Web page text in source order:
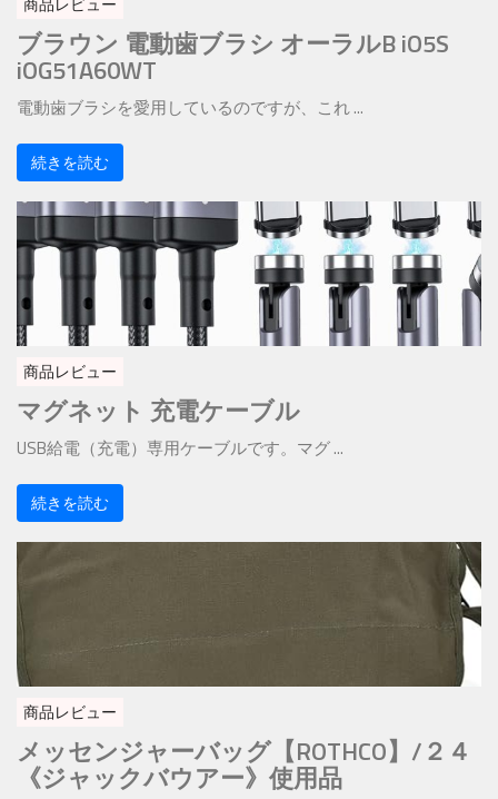
ブラウン 電動歯ブラシ オーラルB iO5S
iOG51A60WT
電動歯ブラシを愛用しているのですが、これ ...
続きを読む
商品レビュー
マグネット 充電ケーブル
USB給電（充電）専用ケーブルです。マグ ...
続きを読む
商品レビュー
メッセンジャーバッグ【ROTHCO】/２４
《ジャックバウアー》使用品